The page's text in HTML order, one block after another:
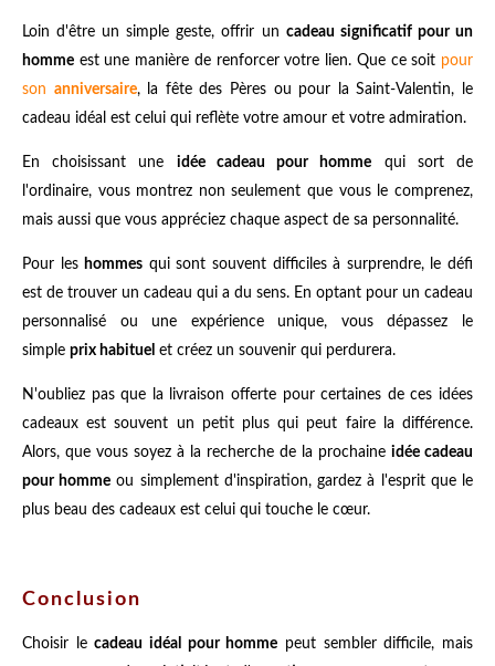
Loin d'être un simple geste, offrir un cadeau significatif pour un
homme est une manière de renforcer votre lien. Que ce soit pour
son anniversaire, la fête des Pères ou pour la Saint-Valentin, le
cadeau idéal est celui qui reflète votre amour et votre admiration.
En choisissant une idée cadeau pour homme qui sort de
l'ordinaire, vous montrez non seulement que vous le comprenez,
mais aussi que vous appréciez chaque aspect de sa personnalité.
Pour les hommes qui sont souvent difficiles à surprendre, le défi
est de trouver un cadeau qui a du sens. En optant pour un cadeau
personnalisé ou une expérience unique, vous dépassez le
simple prix habituel et créez un souvenir qui perdurera.
N'oubliez pas que la livraison offerte pour certaines de ces idées
cadeaux est souvent un petit plus qui peut faire la différence.
Alors, que vous soyez à la recherche de la prochaine idée cadeau
pour homme ou simplement d'inspiration, gardez à l'esprit que le
plus beau des cadeaux est celui qui touche le cœur.
Conclusion
Choisir lecadeau idéal pour homme peut sembler difficile, mais